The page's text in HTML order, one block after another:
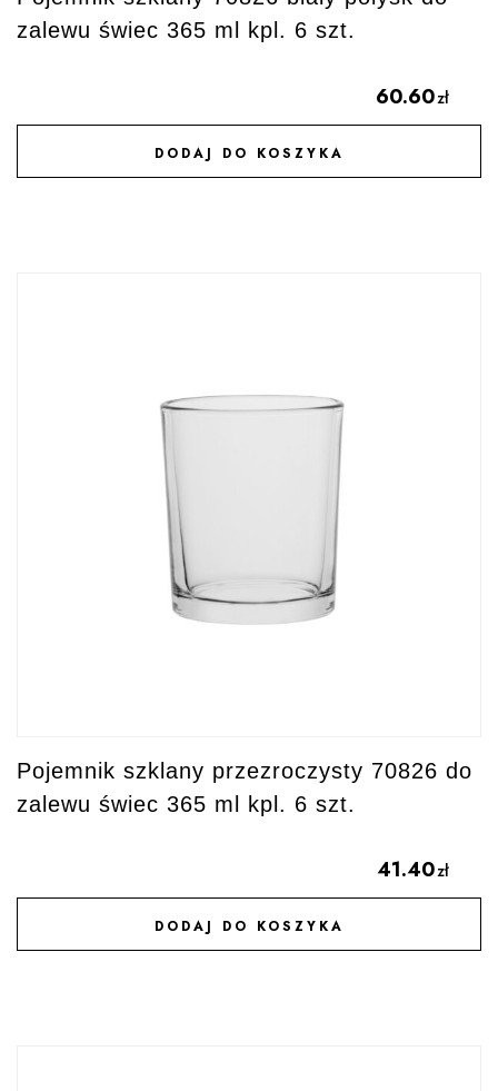
zalewu świec 365 ml kpl. 6 szt.
60.60zł
DODAJ DO KOSZYKA
DODAJ DO ULUBIONYCH
Pojemnik szklany przezroczysty 70826 do
zalewu świec 365 ml kpl. 6 szt.
41.40zł
DODAJ DO KOSZYKA
DODAJ DO ULUBIONYCH